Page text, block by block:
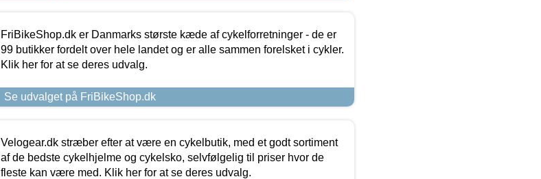
FriBikeShop.dk er Danmarks største kæde af cykelforretninger - de er
99 butikker fordelt over hele landet og er alle sammen forelsket i cykler.
Klik her for at se deres udvalg.
Se udvalget på FriBikeShop.dk
Velogear.dk stræber efter at være en cykelbutik, med et godt sortiment
af de bedste cykelhjelme og cykelsko, selvfølgelig til priser hvor de
fleste kan være med. Klik her for at se deres udvalg.